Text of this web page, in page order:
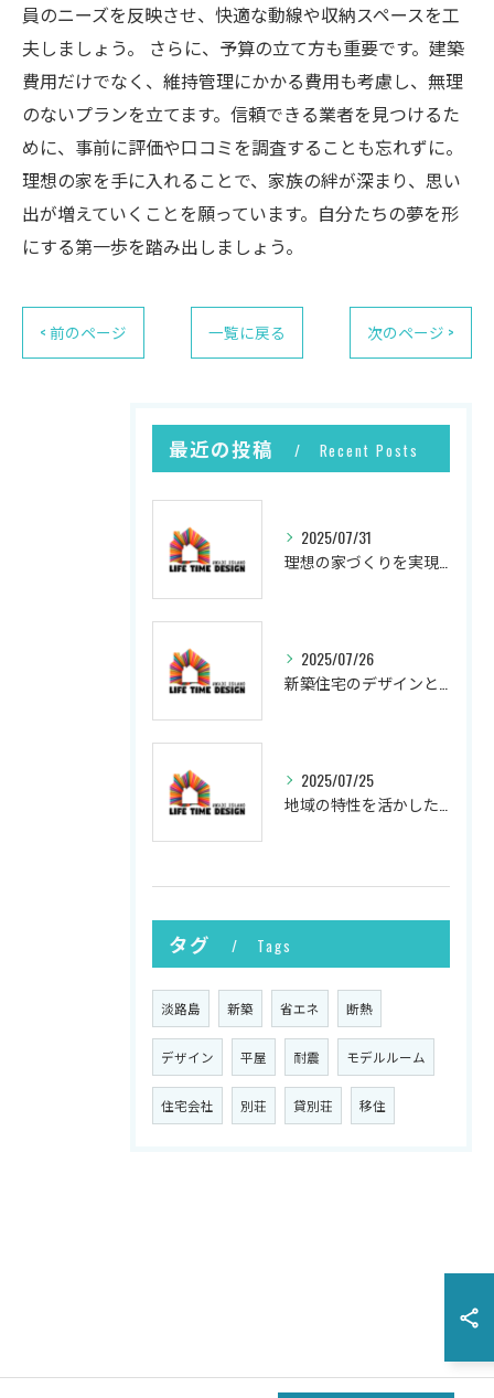
員のニーズを反映させ、快適な動線や収納スペースを工
夫しましょう。 さらに、予算の立て方も重要です。建築
費用だけでなく、維持管理にかかる費用も考慮し、無理
のないプランを立てます。信頼できる業者を見つけるた
めに、事前に評価や口コミを調査することも忘れずに。
理想の家を手に入れることで、家族の絆が深まり、思い
出が増えていくことを願っています。自分たちの夢を形
にする第一歩を踏み出しましょう。
< 前のページ 一覧に戻る 次のページ >
最近の投稿 Recent Posts
2025/07/31
2025/07/26
2025/07/25
タグ Tags
淡路島 新築 省エネ 断熱
デザイン 平屋 耐震 モデルルーム
住宅会社 別荘 貸別荘 移住